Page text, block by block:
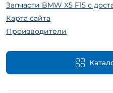
Запчасти BMW X5 F15 с
Карта сайта
Производители